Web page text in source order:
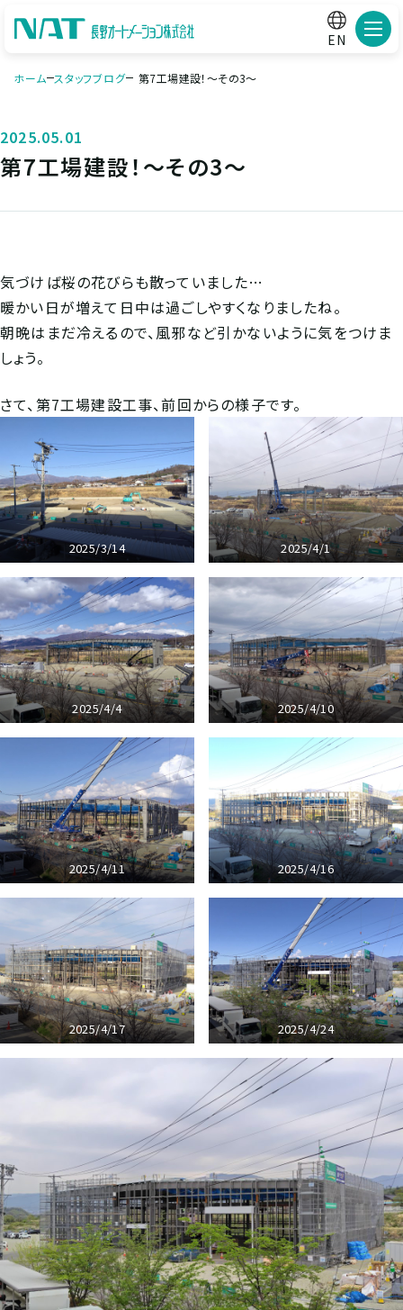
EN メニ
ホーム スタッフブログ 第7工場建設！～その3～
2025.05.01
第7工場建設！～その3～
気づけば桜の花びらも散っていました…
暖かい日が増えて日中は過ごしやすくなりましたね。
朝晩はまだ冷えるので、風邪など引かないように気をつけま
しょう。
さて、第7工場建設工事、前回からの様子です。
2025/3/14 2025/4/1
2025/4/4 2025/4/10
2025/4/11 2025/4/16
2025/4/17 2025/4/24